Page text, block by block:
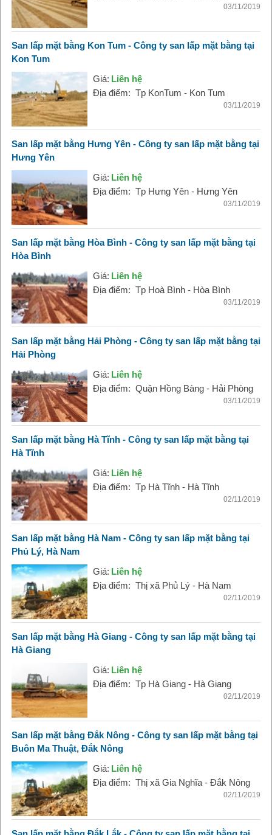
03/11/2019
San lấp mặt bằng Kon Tum - Công ty san lấp mặt bằng tại
Kon Tum
Giá: Liên hệ
Địa điểm: Tp KonTum - Kon Tum
03/11/2019
San lấp mặt bằng Hưng Yên - Công ty san lấp mặt bằng tại
Hưng Yên
Giá: Liên hệ
Địa điểm: Tp Hưng Yên - Hưng Yên
03/11/2019
San lấp mặt bằng Hòa Bình - Công ty san lấp mặt bằng tại
Hòa Bình
Giá: Liên hệ
Địa điểm: Tp Hoà Bình - Hòa Bình
03/11/2019
San lấp mặt bằng Hải Phòng - Công ty san lấp mặt bằng tại
Hải Phòng
Giá: Liên hệ
Địa điểm: Quận Hồng Bàng - Hải Phòng
03/11/2019
San lấp mặt bằng Hà Tĩnh - Công ty san lấp mặt bằng tại
Hà Tĩnh
Giá: Liên hệ
Địa điểm: Tp Hà Tĩnh - Hà Tĩnh
02/11/2019
San lấp mặt bằng Hà Nam - Công ty san lấp mặt bằng tại
Phủ Lý, Hà Nam
Giá: Liên hệ
Địa điểm: Thị xã Phủ Lý - Hà Nam
02/11/2019
San lấp mặt bằng Hà Giang - Công ty san lấp mặt bằng tại
Hà Giang
Giá: Liên hệ
Địa điểm: Tp Hà Giang - Hà Giang
02/11/2019
San lấp mặt bằng Đắk Nông - Công ty san lấp mặt bằng tại
Buôn Ma Thuật, Đắk Nông
Giá: Liên hệ
Địa điểm: Thị xã Gia Nghĩa - Đắk Nông
02/11/2019